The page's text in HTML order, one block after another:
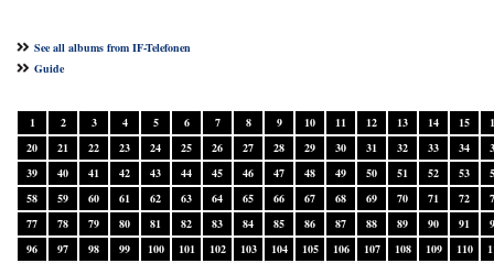
See all albums from IF-Telefonen
Guide
1 2 3 4 5 6 7 8 9 10 11 12 13 14 15
20
21 22 23 24 25 26 27 28 29 30 31 32 33 34
39
40 41 42 43 44 45 46 47 48 49 50 51 52 53
58
59 60 61 62 63 64 65 66 67 68 69 70 71 72
77
78 79 80 81 82 83 84 85 86 87 88 89 90 91
96
97 98 99 100 101 102 103 104 105 106 107 108 109 110